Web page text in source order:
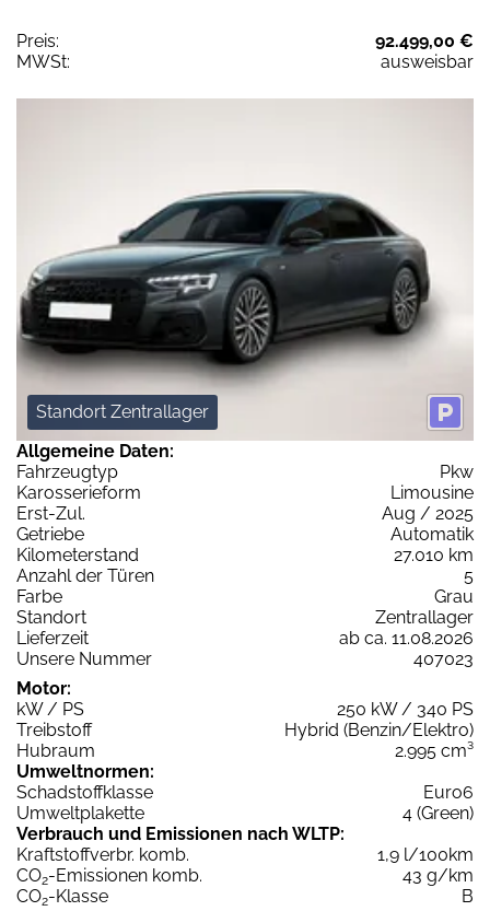
Preis:
92.499,00 €
MWSt:
ausweisbar
Standort Zentrallager
Allgemeine Daten:
Fahrzeugtyp
Pkw
Karosserieform
Limousine
Erst-Zul.
Aug / 2025
Getriebe
Automatik
Kilometerstand
27.010 km
Anzahl der Türen
5
Farbe
Grau
Standort
Zentrallager
Lieferzeit
ab ca. 11.08.2026
Unsere Nummer
407023
Motor:
kW / PS
250 kW / 340 PS
Treibstoff
Hybrid (Benzin/Elektro)
Hubraum
2.995 cm³
Umweltnormen:
Schadstoffklasse
Euro6
Umweltplakette
4 (Green)
Verbrauch und Emissionen nach WLTP:
Kraftstoffverbr. komb.
1,9 l/100km
CO2-Emissionen komb.
43 g/km
CO2-Klasse
B